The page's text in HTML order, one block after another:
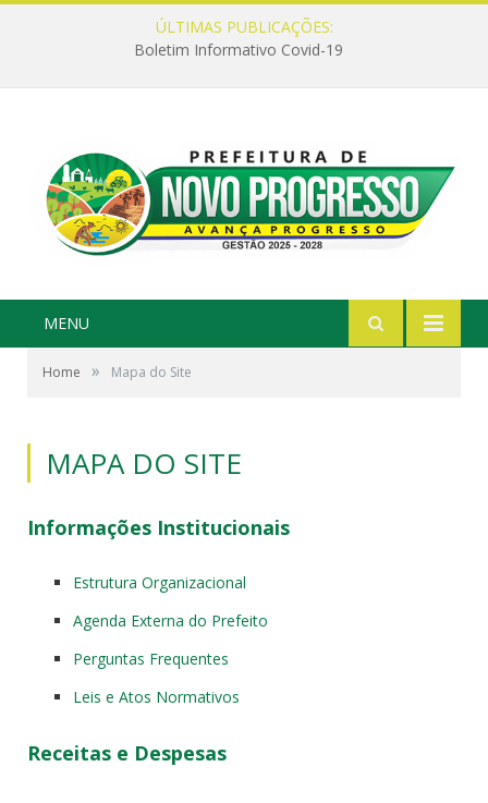
ÚLTIMAS PUBLICAÇÕES:
Boletim Informativo Covid-19
MENU
Home » Mapa do Site
MAPA DO SITE
Informações Institucionais
Estrutura Organizacional
Agenda Externa do Prefeito
Perguntas Frequentes
Leis e Atos Normativos
Receitas e Despesas